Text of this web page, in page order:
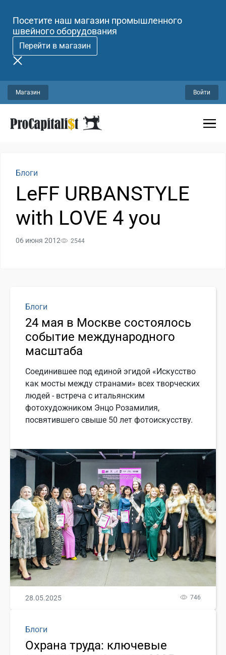
Посетите наш магазин промышленного
швейного оборудования
Перейти в магазин
Магазин Войти
Блоги
LeFF URBANSTYLE
with LOVE 4 you
06 июня 2012 2544
Блоги
24 мая в Москве состоялось
событие международного
масштаба
Соединившее под единой эгидой «Искусство
как мосты между странами» всех творческих
людей - встреча с итальянским
фотохудожником Энцо Розамилия,
посвятившего свыше 50 лет фотоискусству.
28.05.2025 746
Блоги
Охрана труда: ключевые